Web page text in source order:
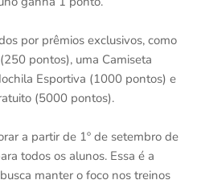
por prêmios exclusivos, como
pontos), uma Camiseta
Esportiva (1000 pontos) e
(5000 pontos).
a partir de 1º de setembro de
todos os alunos. Essa é a
manter o foco nos treinos